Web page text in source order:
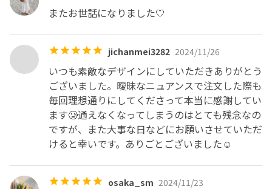
またお世話になりました🤍
jichanmei3282 2024/11/26
いつも素敵なデザインにしていただきありがとう
ございました。曖昧なニュアンスで注文した際も
毎回理想通りにしてくださって本当に感謝してい
ます🥲通えなくなってしまうのはとても残念なの
ですが、また大事な日などにお願いさせていただ
けると幸いです。ありごとございました☺️
osaka_sm 2024/11/23